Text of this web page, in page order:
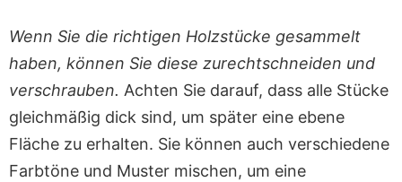
Wenn Sie die richtigen Holzstücke gesammelt
haben, können Sie diese zurechtschneiden und
verschrauben. Achten Sie darauf, dass alle Stücke
gleichmäßig dick sind, um später eine ebene
Fläche zu erhalten. Sie können auch verschiedene
Farbtöne und Muster mischen, um eine